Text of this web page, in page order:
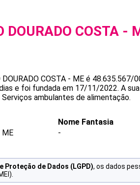
COSTA -
COSTA - ME é 48.635.567/
e foi fundada em 17/11/2022. A
ambulantes de alimentação.
ME
Nome Fantasia
-
Proteção de Dados (LGPD), os dados